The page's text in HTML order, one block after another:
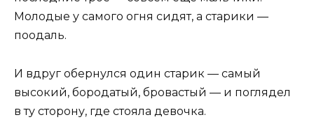
Молодые у самого огня сидят, а старики —
поодаль.
И вдруг обернулся один старик — самый
высокий, бородатый, бровастый — и поглядел
в ту сторону, где стояла девочка.